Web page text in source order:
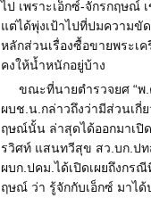
ไป เพราะเอ็กซ์-จักรกฤษณ์
แต่ได้พุ่งเป้าไปที่ปมความขั
หลักส่วนเรื่องซื้อขายพระเ
คงให้น้ำหนักอยู่บ้าง
ขณะที่นายตำรวจยศ “พ
ผบช.น.กล่าวถึงว่ามีส่วนเกี่
ฤษณ์นั้น ล่าสุดได้ออกมาเปิ
รวิศท์ แสนทวีสุข สว.บก.ป
ผบก.ปคม.ได้เปิดเผยถึงกร
ฤษณ์ ว่า รู้จักกับเอ็กซ์ มาไ